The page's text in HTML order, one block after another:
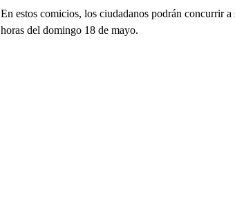
En estos comicios, los ciudadanos podrán concurrir
horas del domingo 18 de mayo.